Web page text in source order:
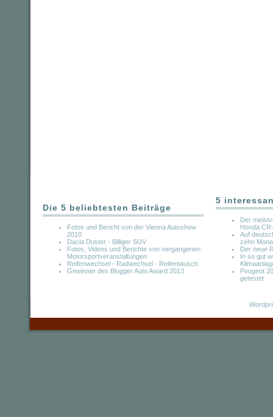
Die 5 beliebtesten Beiträge
Fotos und Bericht von der Vienna Autoshow
2010
Dacia Duster - Billiger SUV
Fotos, Videos und Berichte von vergangenen
Motorsportveranstaltungen
Reifenwechsel - Radwechsel - Reifentausch
Gewinner des Blogger Auto Award 2013
5
Der
Honda
Auf
zehn
Der neue
In so gut
Peugeot
getestet